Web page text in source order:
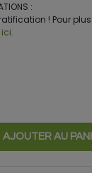
:
! Pour
AJOUTER AU